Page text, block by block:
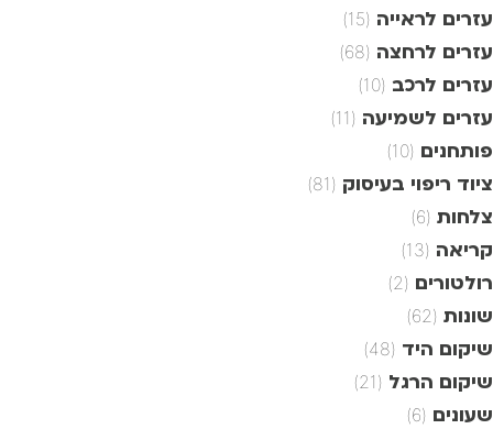
עזרים לראייה (15)
עזרים לרחצה (68)
עזרים לרכב (10)
עזרים לשמיעה (11)
פותחנים (10)
ציוד ריפוי בעיסוק (81)
צלחות (6)
קריאה (13)
רולטורים (2)
שונות (62)
שיקום היד (48)
שיקום הרגל (21)
שעונים (6)